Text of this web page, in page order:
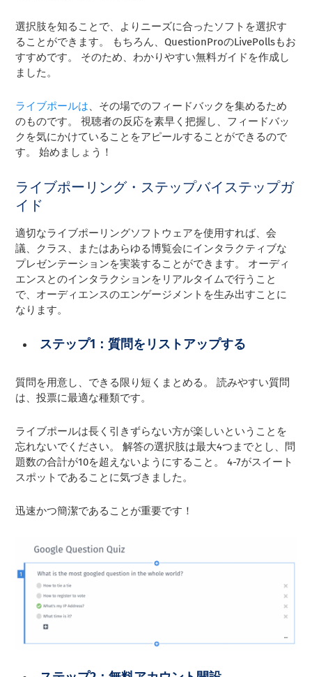
選択肢を知ることで、よりニーズに合ったソフトを選択す
ることができます。 もちろん、QuestionProのLivePollsもお
すすめです。 そのため、わかりやすい無料ガイドを作成し
ました。
ライブポールは、その場でのフィードバックを集めるため
のものです。 視聴者の反応を素早く把握し、フィードバッ
クを気にかけていることをアピールすることができるので
す。 始めましょう！
ライブポーリング・ステップバイステップガ
イド
適切なライブポーリングソフトウェアを使用すれば、会
議、クラス、またはあらゆる博覧会にインタラクティブな
プレゼンテーションを実装することができます。 オーディ
エンスとのインタラクションをリアルタイムで行うこと
で、オーディエンスのエンゲージメントを生み出すことに
なります。
ステップ1：質問をリストアップする
質問を用意し、できる限り短くまとめる。 読みやすい質問
は、投票に最適な種類です。
ライブポールは長く引きずらない方が楽しいということを
忘れないでください。 解答の選択肢は最大4つまでとし、問
題数の合計が10を超えないようにすること。 4-7がスイート
スポットであることに気づきました。
迅速かつ簡潔であることが重要です！